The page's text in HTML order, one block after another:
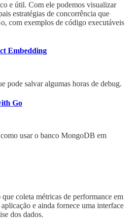
e útil. Com ele podemos visualizar
estratégias de concorrência que
com exemplos de código executáveis
Embedding
pode salvar algumas horas de debug.
Go
usar o banco MongoDB em
coleta métricas de performance em
e ainda fornece uma interface
dos dados.